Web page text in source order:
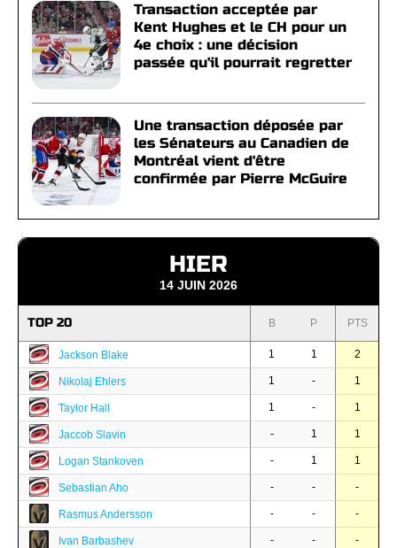
Transaction acceptée par
Kent Hughes et le CH pour un
4e choix : une décision
passée qu'il pourrait regretter
Une transaction déposée par
les Sénateurs au Canadien de
Montréal vient d'être
confirmée par Pierre McGuire
HIER
14 JUIN 2026
TOP 20 B P PTS
Jackson Blake 1 1 2
Nikolaj Ehlers 1 - 1
Taylor Hall 1 - 1
Jaccob Slavin - 1 1
Logan Stankoven - 1 1
Sebastian Aho - - -
Rasmus Andersson - - -
Ivan Barbashev - - -